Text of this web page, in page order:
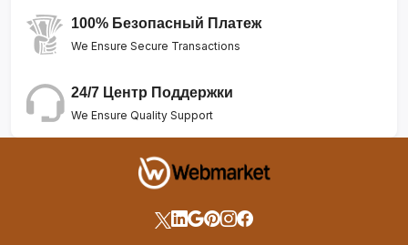
100% Безопасный Платеж
We Ensure Secure Transactions
24/7 Центр Поддержки
We Ensure Quality Support